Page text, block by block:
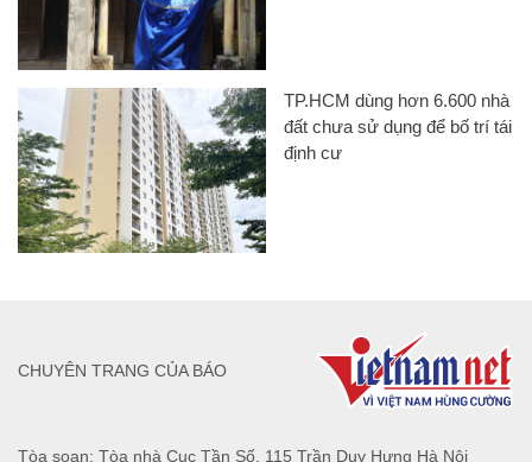
TP.HCM dùng hơn 6.600 nhà
đất chưa sử dụng để bố trí tái
định cư
Tòa soạn: Tòa nhà Cục Tần Số, 115 Trần Duy Hưng Hà Nội
CHUYÊN TRANG CỦA BÁO